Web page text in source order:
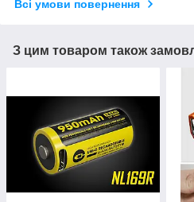
Всі умови повернення
З цим товаром також